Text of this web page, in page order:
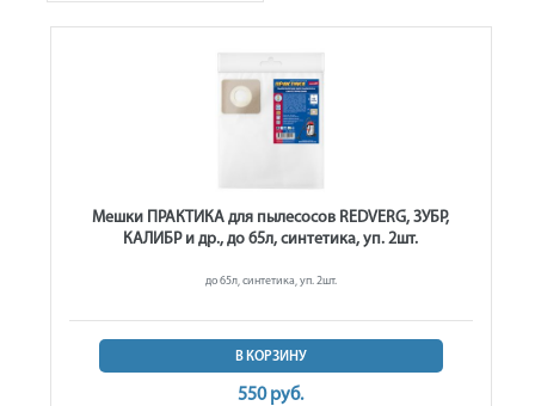
Мешки ПРАКТИКА для пылесосов REDVERG, ЗУБР,
КАЛИБР и др., до 65л, синтетика, уп. 2шт.
до 65л, синтетика, уп. 2шт.
В КОРЗИНУ
550 руб.